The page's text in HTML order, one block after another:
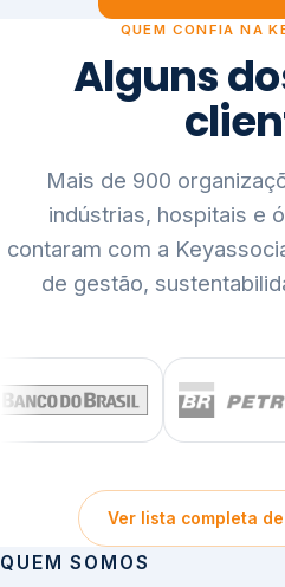
QUEM CONFIA NA
Alguns
Mais de 900
indústrias, hospitais e
contaram com a
de gestão,
Ver lista completa
QUEM SOMOS